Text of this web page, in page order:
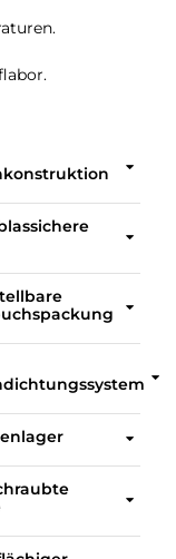
Die hochfeste, einteilige Wellenkonstruktion ist standardisiert für die Austauschbarkeit von Bray-Antrieben.
Die Wellenrückhaltekonstruktion ist nicht auf Antriebskomponenten angewiesen, um ein Ausblasen der Welle zu verhindern. Entwickelt für sicheren Betrieb unter Tieftemperaturbedingungen.
Der einfache Zugang ermöglicht einfache Vierteldrehungs-Feldeinstellungen ohne Ausbau des Antriebs.
PTFE-Packungsringe, die von der Stopfbuchspackung zusammengepresst werden, sorgen für eine positive Abdichtung um die Welle. Zertifizierte Kompatibilität mit flüssigem und gasförmigem Sauerstoff (von Drittanbieter getestet).
Obere und untere Lager stützen die Welle sicher, bieten hervorragende Korrosionsbeständigkeit und minimieren die Durchbiegung durch mechanische Belastungskräfte.
Der Anschluss verhindert innere Spannungen bei der Armaturenabkühlung. Der verlängerte Hals schützt die Wellenpackung vor extremen Temperaturen und ermöglicht den Zugang zum Einstellen der Wellenpackung und zum Antriebsaufbau.